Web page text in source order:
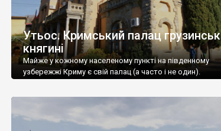
Утьос. Кримський палац
княгині
Майже у кожному населеному пункті на південному
узбережжі Криму є свій палац (а часто і не один).